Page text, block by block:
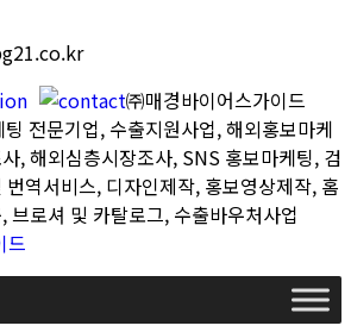
㈜매경바이어스가이드
팅 전문기업, 수출지원사업, 해외홍보마케
, 해외심층시장조사, SNS 홍보마케팅, 검
역서비스, 디자인제작, 홍보영상제작, 홈
브로셔 및 카탈로그, 수출바우처사업